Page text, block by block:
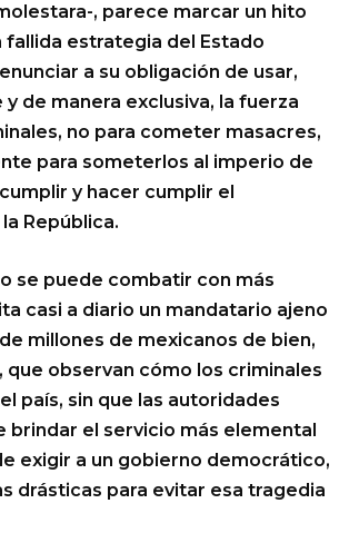
, parece marcar un hito
fallida estrategia del Estado
a su obligación de usar,
de manera exclusiva, la fuerza
no para cometer masacres,
para someterlos al imperio de
y hacer cumplir el
República.
se puede combatir con más
casi a diario un mandatario ajeno
millones de mexicanos de bien,
que observan cómo los criminales
país, sin que las autoridades
brindar el servicio más elemental
exigir a un gobierno democrático,
drásticas para evitar esa tragedia